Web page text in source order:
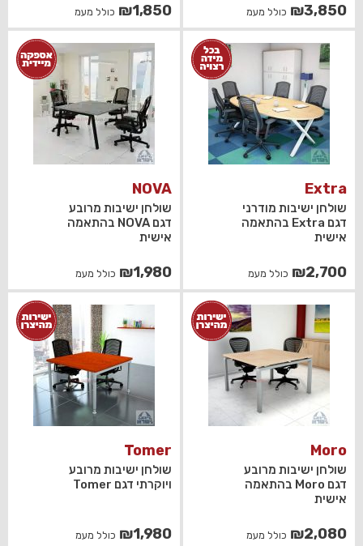
₪3,850 כולל מעמ ₪1,850 כולל מעמ
Extra
שולחן ישיבות מודרני
דגם Extra בהתאמה
אישית
₪2,700 כולל מעמ
NOVA
שולחן ישיבות מרובע
דגם NOVA בהתאמה
אישית
₪1,980 כולל מעמ
Moro
שולחן ישיבות מרובע
דגם Moro בהתאמה
אישית
₪2,080 כולל מעמ
Tomer
שולחן ישיבות מרובע
ויוקרתי דגם Tomer
₪1,980 כולל מעמ